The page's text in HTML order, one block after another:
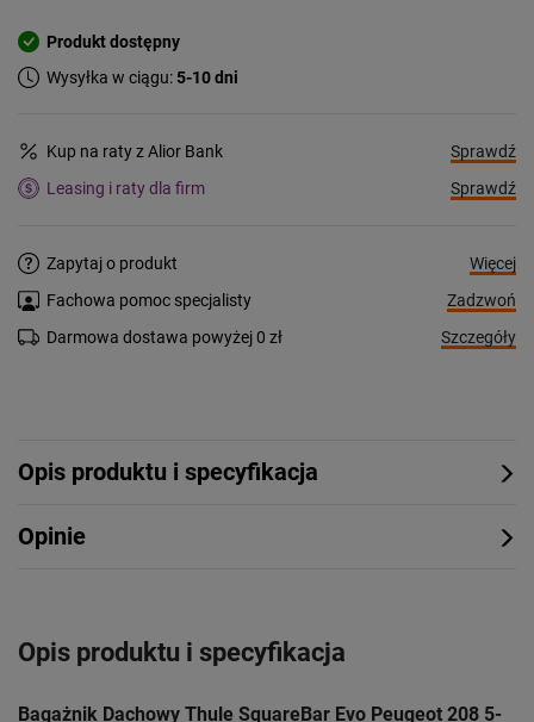
Produkt dostępny
Wysyłka w ciągu:5-10 dni
Kup na raty z Alior Bank
Sprawdź
Leasing i raty dla firm
Sprawdź
Zapytaj o produkt
Więcej
Fachowa pomoc specjalisty
Zadzwoń
Darmowa dostawa powyżej 0 zł
Szczegóły
Opis produktu i specyfikacja
Opinie
Opis produktu i specyfikacja
Bagażnik Dachowy Thule SquareBar Evo Peugeot 208 5-